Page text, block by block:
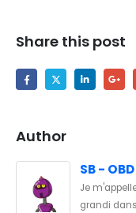
Share this post
Author
SB -
Je
grandi